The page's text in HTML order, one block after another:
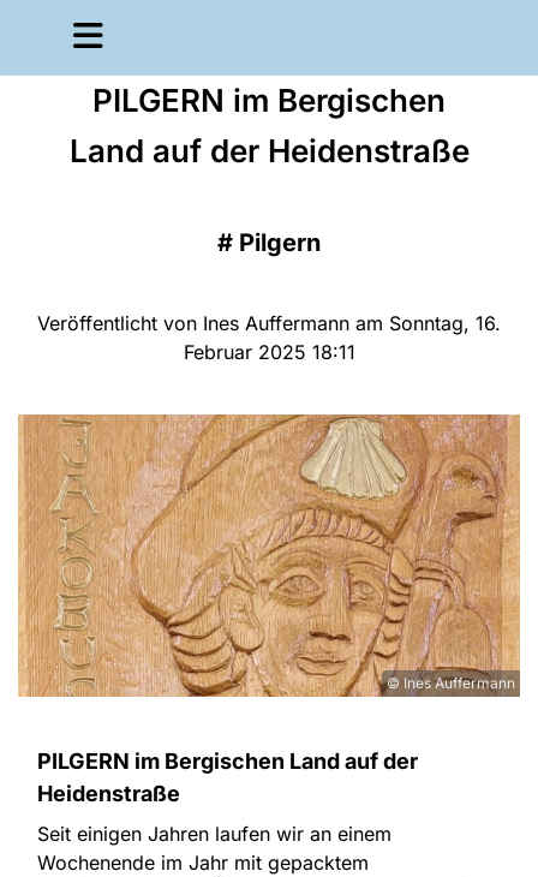
PILGERN im Bergischen
Land auf der Heidenstraße
# Pilgern
Veröffentlicht von Ines Auffermann am Sonntag, 16.
Februar 2025 18:11
© Ines Auffermann
PILGERN im Bergischen Land auf der
Heidenstraße
Seit einigen Jahren laufen wir an einem
Wochenende im Jahr mit gepacktem